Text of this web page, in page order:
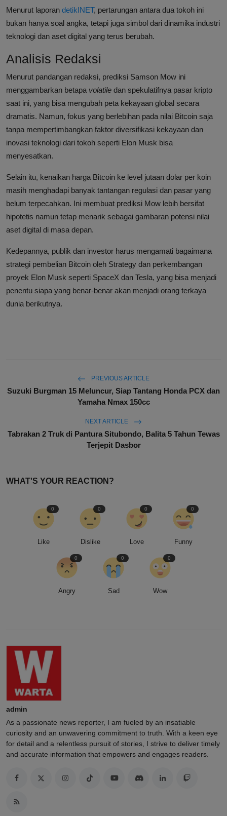
Menurut laporan detikINET, pertarungan antara dua tokoh ini
bukan hanya soal angka, tetapi juga simbol dari dinamika industri
teknologi dan aset digital yang terus berubah.
Analisis Redaksi
Menurut pandangan redaksi, prediksi Samson Mow ini
menggambarkan betapa volatile dan spekulatifnya pasar kripto
saat ini, yang bisa mengubah peta kekayaan global secara
dramatis. Namun, fokus yang berlebihan pada nilai Bitcoin saja
tanpa mempertimbangkan faktor diversifikasi kekayaan dan
inovasi teknologi dari tokoh seperti Elon Musk bisa
menyesatkan.
Selain itu, kenaikan harga Bitcoin ke level jutaan dolar per koin
masih menghadapi banyak tantangan regulasi dan pasar yang
belum terpecahkan. Ini membuat prediksi Mow lebih bersifat
hipotetis namun tetap menarik sebagai gambaran potensi nilai
aset digital di masa depan.
Kedepannya, publik dan investor harus mengamati bagaimana
strategi pembelian Bitcoin oleh Strategy dan perkembangan
proyek Elon Musk seperti SpaceX dan Tesla, yang bisa menjadi
penentu siapa yang benar-benar akan menjadi orang terkaya
dunia berikutnya.
PREVIOUS ARTICLE
Suzuki Burgman 15 Meluncur, Siap Tantang Honda PCX dan
Yamaha Nmax 150cc
NEXT ARTICLE
Tabrakan 2 Truk di Pantura Situbondo, Balita 5 Tahun Tewas
Terjepit Dasbor
WHAT'S YOUR REACTION?
Like
0
Dislike
0
Love
0
Funny
0
Angry
0
Sad
0
Wow
0
admin
As a passionate news reporter, I am fueled by an insatiable
curiosity and an unwavering commitment to truth. With a keen eye
for detail and a relentless pursuit of stories, I strive to deliver timely
and accurate information that empowers and engages readers.